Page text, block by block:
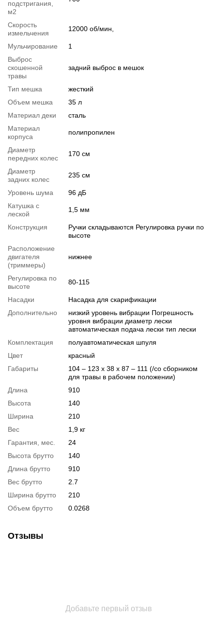
подстригания,
м2
Скорость
измельчения
12000 об/мин,
Мульчирование
1
Выброс
скошенной
травы
задний выброс в мешок
Тип мешка
жесткий
Объем мешка
35 л
Материал деки
сталь
Материал
корпуса
полипропилен
Диаметр
передних колес
170 см
Диаметр
задних колес
235 см
Уровень шума
96 дБ
Катушка с
леской
1,5 мм
Конструкция
Ручки складываются Регулировка ручки по
высоте
Расположение
двигателя
(триммеры)
нижнее
Регулировка по
высоте
80-115
Насадки
Насадка для скарификации
Дополнительно
низкий уровень вибрации Погрешность
уровня вибрации диаметр лески
автоматическая подача лески тип лески
Комплектация
полуавтоматическая шпуля
Цвет
красный
Габариты
104 – 123 х 38 х 87 – 111 (/со сборником
для травы в рабочем положении)
Длина
910
Высота
140
Ширина
210
Вес
1,9 кг
Гарантия, мес.
24
Высота брутто
140
Длина брутто
910
Вес брутто
2.7
Ширина брутто
210
Объем брутто
0.0268
Отзывы
Добавьте первый отзыв